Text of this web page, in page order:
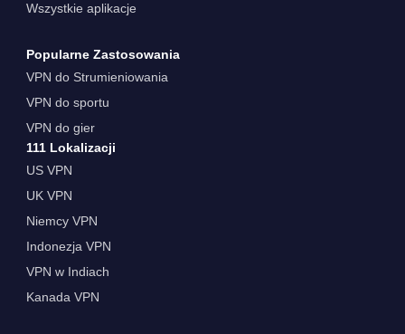
Wszystkie aplikacje
Popularne Zastosowania
VPN do Strumieniowania
VPN do sportu
VPN do gier
111 Lokalizacji
US VPN
UK VPN
Niemcy VPN
Indonezja VPN
VPN w Indiach
Kanada VPN